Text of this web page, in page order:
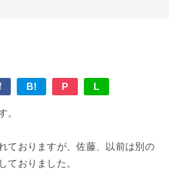
B! P L
。
ておりますが、佐藤、以前は別の
ておりました。